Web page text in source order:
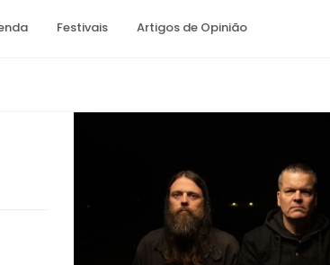
Festivais Artigos de Opinião